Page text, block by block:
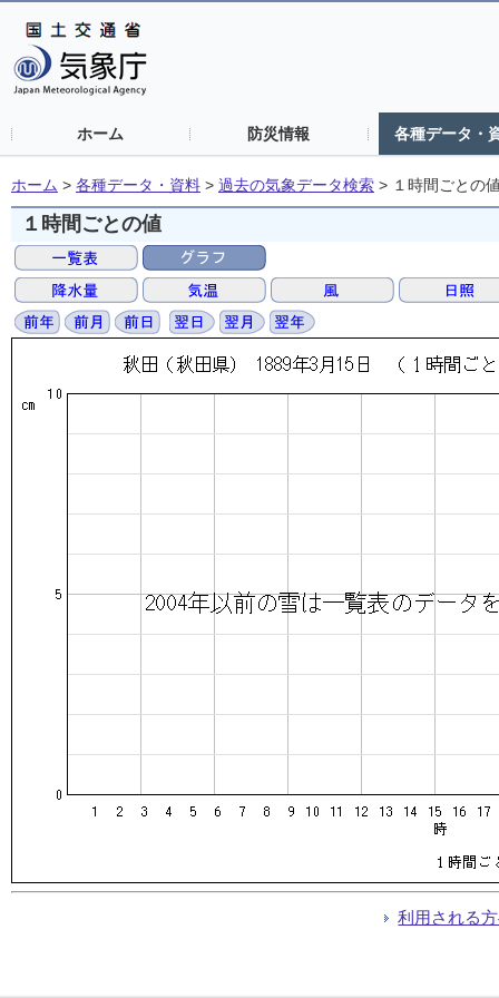
ホーム 防災情報 各種データ・
ホーム > 各種データ・資料 > 過去の気象データ検索 > １時間ごとの
１時間ごとの値
利用される